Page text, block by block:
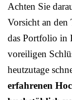
Achten Sie
Vorsicht an den
das Portfolio in
voreiligen
heutzutage
erfahrenen